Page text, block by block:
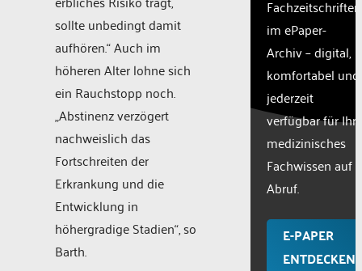
sollte unbedingt damit
aufhören.“ Auch im
höheren Alter lohne sich
ein Rauchstopp noch.
„Abstinenz verzögert
nachweislich das
Fortschreiten der
Erkrankung und die
Entwicklung in
höhergradige Stadien“, so
Barth.
Fachzeitschriften
im ePaper-
Archiv – digital,
komfortabel und
jederzeit
verfügbar für Ihr
medizinisches
Fachwissen auf
Abruf.
E-PAPER
ENTDECKEN